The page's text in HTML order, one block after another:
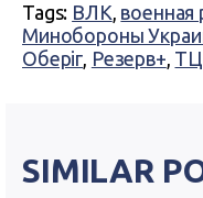
Tags: ВЛК,
Минобороны
Оберіг, Резерв+,
SIMILAR